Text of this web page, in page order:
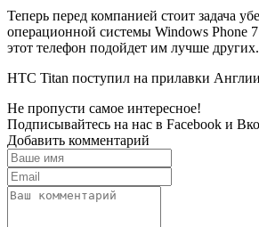
Теперь перед компанией стоит задача
операционной системы Windows Phone
этот телефон подойдет им лучше других.
HTC Titan поступил на прилавки Англии
Не пропусти самое интересное!
Подписывайтесь на нас в Facebook и
Добавить комментарий